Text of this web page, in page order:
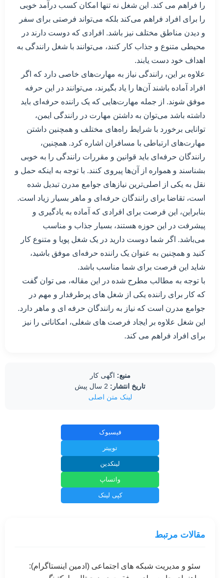
را فراهم می کند. این شغل نه تنها امکان کسب درآمد خوبی
را برای افراد فراهم می‌کند بلکه می‌تواند فرصتی برای سفر
و دیدن مناطق مختلف نیز باشد. افرادی که دوست دارند در
محیطی متنوع و جذاب کار کنند، می‌توانند با شغل رانندگی به
اهداف خود دست یابند.
علاوه بر این، رانندگی نیاز به مهارت‌های خاصی دارد که اگر
افراد آماده باشند آن‌ها را یاد بگیرند، می‌توانند در این حرفه
موفق شوند. از جمله مهارت‌هایی که یک راننده حرفه‌ای باید
داشته باشد می‌توان به داشتن مهارت در رانندگی ایمن،
توانایی برخورد با شرایط راه‌های مختلف و همچنین داشتن
مهارت‌های ارتباطی با مسافران اشاره کرد. همچنین،
رانندگان حرفه‌ای باید قوانین و مقررات رانندگی را به خوبی
بشناسند و همواره از آن‌ها پیروی کنند. با توجه به اینکه حمل و
نقل به یکی از اصلی‌ترین نیازهای جوامع مدرن تبدیل شده
است، تقاضا برای رانندگان حرفه‌ای و ماهر بسیار زیاد است.
بنابراین، این فرصت برای افرادی که آماده به یادگیری و
پیشرفت در این حوزه هستند، بسیار جذاب و مناسب
می‌باشد. اگر شما دوست دارید در یک شغل پویا و متنوع کار
کنید و همچنین به عنوان یک راننده حرفه‌ای موفق باشید،
شاید این فرصت برای شما مناسب باشد.
با توجه به مطالب مطرح شده در این مقاله، می توان گفت
که کار برای راننده یکی از شغل های پرطرفدار و مهم در
جوامع مدرن است که نیاز به رانندگان حرفه ای و ماهر دارد.
این شغل علاوه بر ایجاد فرصت های شغلی، امکاناتی را نیز
برای افراد فراهم می کند.
منبع: اگهی کار
تاریخ انتشار:
لینک متن اصلی
فیسبوک
توییتر
لینکدین
واتساپ
کپی لینک
مقالات مرتبط
سئو و مدیریت شبکه های اجتماعی (ادمین اینستاگرام):